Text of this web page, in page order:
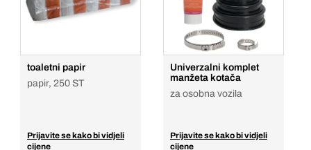
toaletni papir
papir, 250 ST
Prijavite se kako bi vidjeli
cijene
Univerzalni komplet
manžeta kotača
za osobna vozila
Prijavite se kako bi vidjeli
cijene